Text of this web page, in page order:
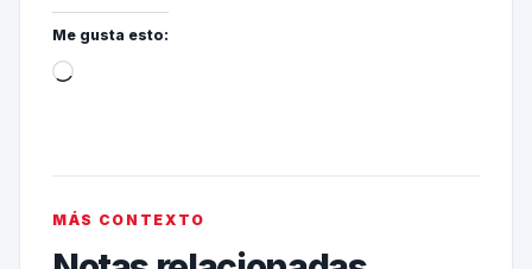
Me gusta esto:
MÁS CONTEXTO